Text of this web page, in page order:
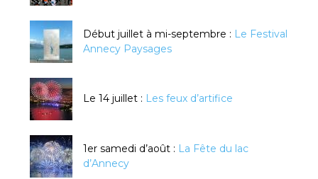
Début juillet à mi-septembre : Le Festival
Annecy Paysages
Le 14 juillet : Les feux d’artifice
1er samedi d’août : La Fête du lac
d’Annecy